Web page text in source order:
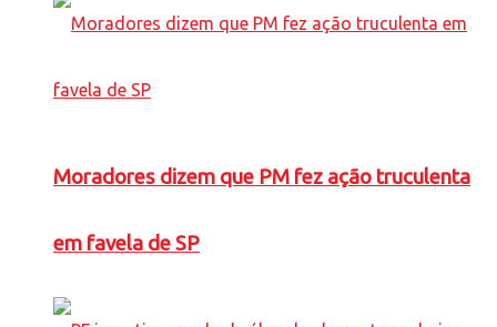
Moradores dizem que PM fez ação truculenta
em favela de SP